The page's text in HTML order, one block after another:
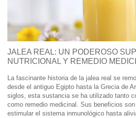
JALEA REAL: UN PODEROSO
NUTRICIONAL Y REMEDIO
La fascinante historia de la jalea real se
desde el antiguo Egipto hasta la Grecia de
siglos, esta sustancia se ha utilizado tanto
como remedio medicinal. Sus beneficios
estimular el sistema inmunológico hasta